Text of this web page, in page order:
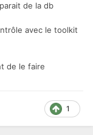
de la db
avec le toolkit
de le faire
1